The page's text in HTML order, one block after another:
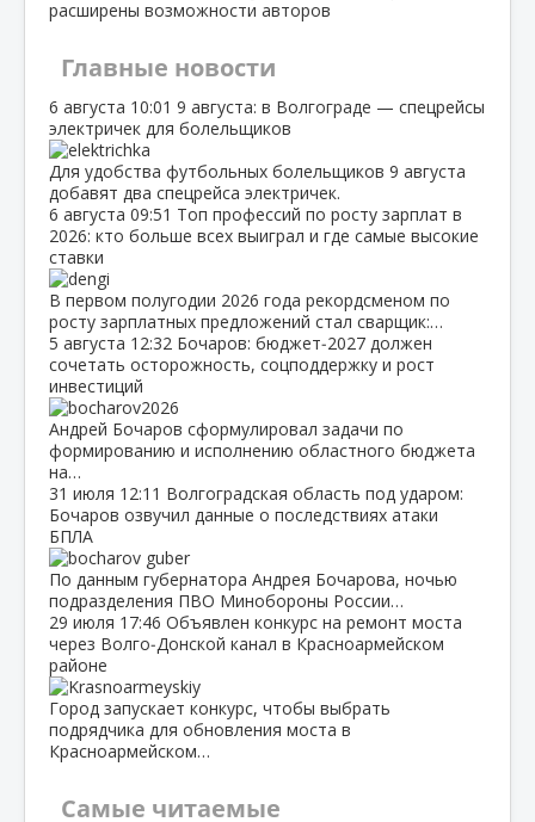
расширены возможности авторов
Главные новости
6 августа 10:01 9 августа: в Волгограде — спецрейсы
электричек для болельщиков
Для удобства футбольных болельщиков 9 августа
добавят два спецрейса электричек.
6 августа 09:51 Топ профессий по росту зарплат в
2026: кто больше всех выиграл и где самые высокие
ставки
В первом полугодии 2026 года рекордсменом по
росту зарплатных предложений стал сварщик:…
5 августа 12:32 Бочаров: бюджет‑2027 должен
сочетать осторожность, соцподдержку и рост
инвестиций
Андрей Бочаров сформулировал задачи по
формированию и исполнению областного бюджета
на…
31 июля 12:11 Волгоградская область под ударом:
Бочаров озвучил данные о последствиях атаки
БПЛА
По данным губернатора Андрея Бочарова, ночью
подразделения ПВО Минобороны России…
29 июля 17:46 Объявлен конкурс на ремонт моста
через Волго‑Донской канал в Красноармейском
районе
Город запускает конкурс, чтобы выбрать
подрядчика для обновления моста в
Красноармейском…
Самые читаемые